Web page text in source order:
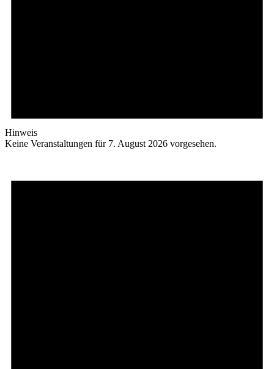
Hinweis
Keine Veranstaltungen für 7. August 2026 vorgesehen.